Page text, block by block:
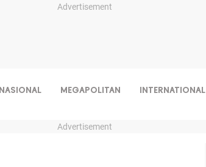
Advertisement
NASIONAL MEGAPOLITAN INTERNATIONAL
Advertisement